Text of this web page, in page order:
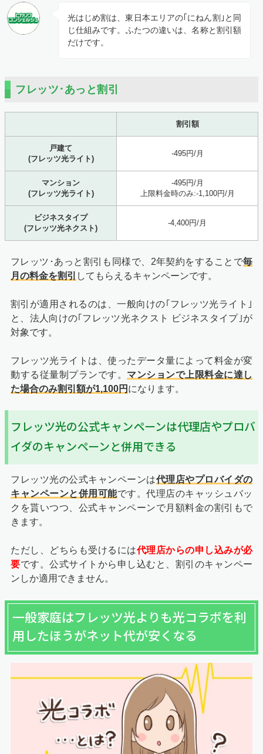
光はじめ割は、東日本エリアの｢にねん割｣と同
じ仕組みです。ふたつの違いは、名称と割引額
だけです。
フレッツ･あっと割引
割引額
戸建て
(フレッツ光ライト)
-495円/月
マンション
(フレッツ光ライト)
-495円/月
上限料金時のみ:-1,100円/月
ビジネスタイプ
(フレッツ光ネクスト)
-4,400円/月
フレッツ･あっと割引も同様で、2年契約をすることで毎
月の料金を割引 してもらえるキャンペーンです。
割引が適用されるのは、一般向けの｢フレッツ光ライト｣
と、法人向けの｢フレッツ光ネクスト ビジネスタイプ｣が
対象です。
フレッツ光ライトは、使ったデータ量によって料金が変
動する従量制プランです。 マンションで上限料金に達し
た場合のみ割引額が1,100円 になります。
フレッツ光の公式キャンペーンは代理店やプロバ
イダのキャンペーンと併用できる
フレッツ光の公式キャンペーンは代理店やプロバイダの
キャンペーンと併用可能です。代理店のキャッシュバッ
クを貰いつつ、公式キャンペーンで月額料金の割引もで
きます。
ただし、どちらも受けるには代理店からの申し込みが必
要です。公式サイトから申し込むと、割引のキャンペー
ンしか適用できません。
一般家庭はフレッツ光よりも光コラボを利
用したほうがネット代が安くなる